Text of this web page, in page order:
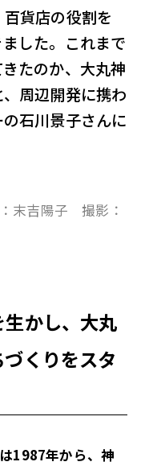
ス＆トピックス
合わせ
貨店の役割を
した。これまで
たのか、大丸神
周辺開発に携わ
石川景子さんに
末吉陽子 撮影：
かし、大丸
くりをスタ
は1987年から、神